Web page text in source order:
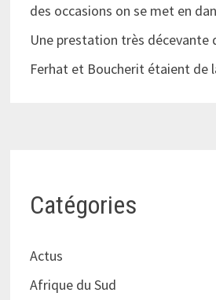
des occasions on se met en
Une prestation très décevante
Ferhat et Boucherit étaient de
Catégories
Actus
Afrique du Sud